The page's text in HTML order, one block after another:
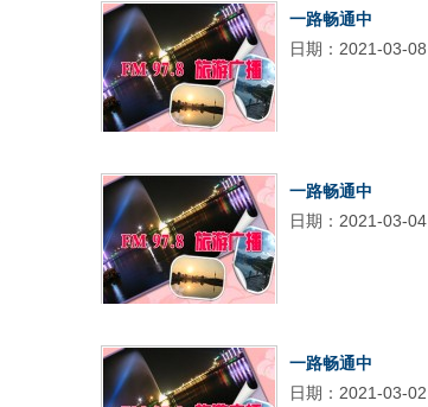
一路畅通中
日期：2021-03-08
一路畅通中
日期：2021-03-04
一路畅通中
日期：2021-03-02